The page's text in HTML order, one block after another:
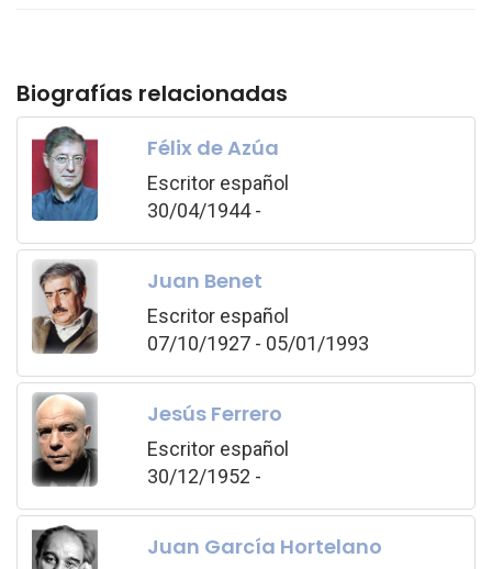
Biografías relacionadas
Félix de Azúa
Escritor español
30/04/1944 -
Juan Benet
Escritor español
07/10/1927 - 05/01/1993
Jesús Ferrero
Escritor español
30/12/1952 -
Juan García Hortelano